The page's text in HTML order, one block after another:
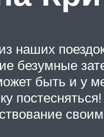
наших
безумные
быть и у